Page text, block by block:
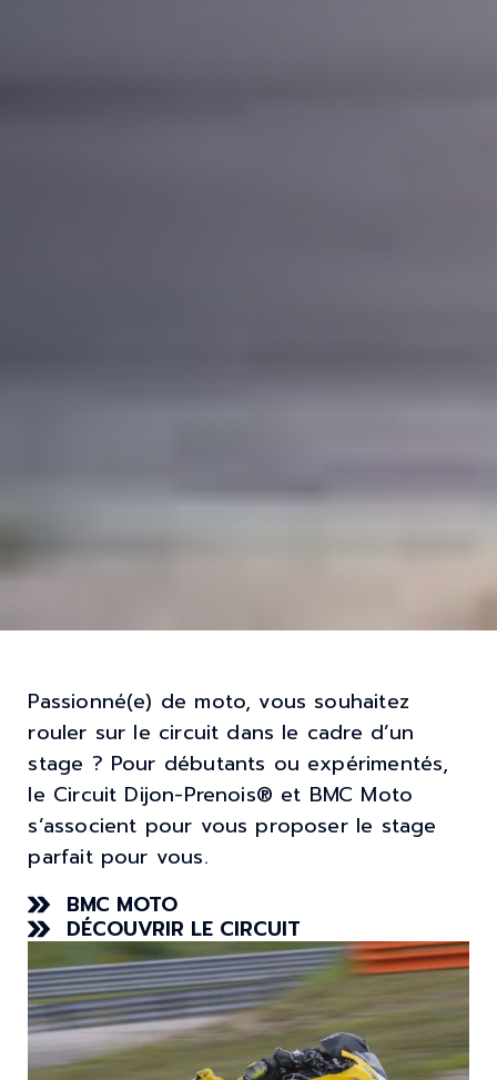
Passionné(e) de moto, vous souhaitez
rouler sur le circuit dans le cadre d’un
stage ? Pour débutants ou expérimentés,
le Circuit Dijon-Prenois® et BMC Moto
s’associent pour vous proposer le stage
parfait pour vous.
BMC MOTO
DÉCOUVRIR LE CIRCUIT